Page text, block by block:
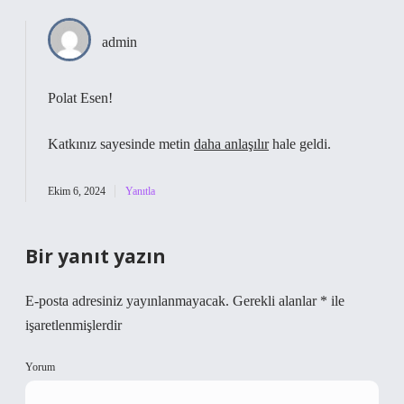
admin
Polat Esen!
Katkınız sayesinde metin daha anlaşılırhale geldi.
Ekim 6, 2024 Yanıtla
Bir yanıt yazın
E-posta adresiniz yayınlanmayacak. Gerekli alanlar * ile
işaretlenmişlerdir
Yorum